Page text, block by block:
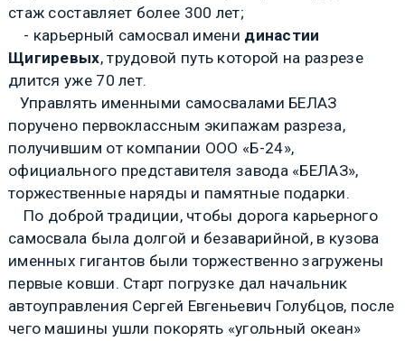
стаж составляет более 300 лет;
- карьерный самосвал имени династии
Щигиревых, трудовой путь которой на разрезе
длится уже 70 лет.
Управлять именными самосвалами БЕЛАЗ
поручено первоклассным экипажам разреза,
получившим от компании ООО «Б-24»,
официального представителя завода «БЕЛАЗ»,
торжественные наряды и памятные подарки.
По доброй традиции, чтобы дорога карьерного
самосвала была долгой и безаварийной, в кузова
именных гигантов были торжественно загружены
первые ковши. Старт погрузке дал начальник
автоуправления Сергей Евгеньевич Голубцов, после
чего машины ушли покорять «угольный океан»